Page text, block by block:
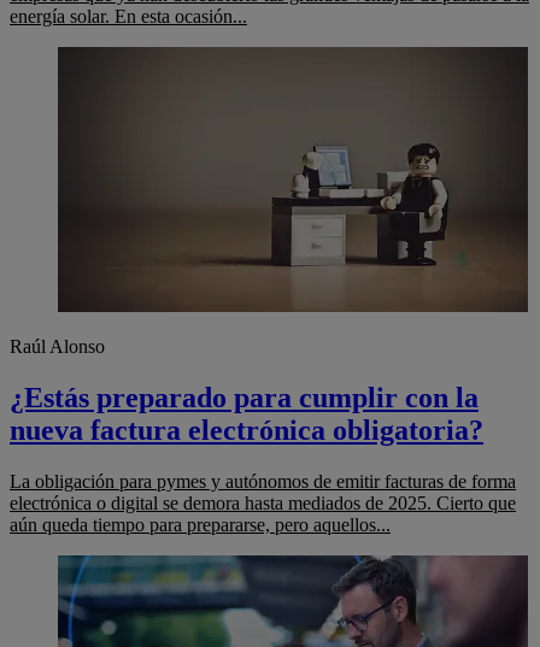
energía solar. En esta ocasión...
Raúl Alonso
¿Estás preparado para cumplir con la
nueva factura electrónica obligatoria?
La obligación para pymes y autónomos de emitir facturas de forma
electrónica o digital se demora hasta mediados de 2025. Cierto que
aún queda tiempo para prepararse, pero aquellos...